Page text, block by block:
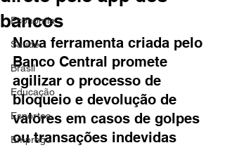
Economia
Saúde
Brasil
Educação
Esportes
Emprego
bancos
Nova ferramenta criada pelo
Banco Central promete
agilizar o processo de
bloqueio e devolução de
valores em casos de golpes
ou transações indevidas